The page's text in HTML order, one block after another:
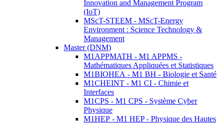
Innovation and Management Program
(IoT)
MScT-STEEM - MScT-Energy
Environment : Science Technology &
Management
Master (DNM)
M1APPMATH - M1 APPMS -
Mathématiques Appliquées et Statistiques
M1BIOHEA - M1 BH - Biologie et Santé
M1CHEINT - M1 CI - Chimie et
Interfaces
M1CPS - M1 CPS - Système Cyber
Physique
M1HEP - M1 HEP - Physique des Hautes